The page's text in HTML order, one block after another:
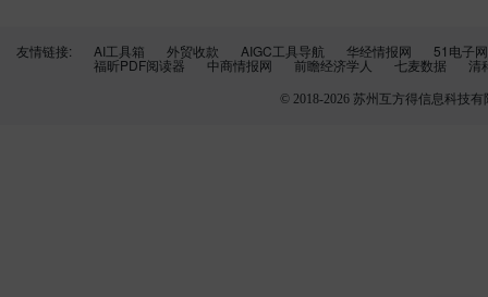
友情链接: AI工具箱 外贸收款 AIGC工具导航 华经情报网 51电子网
福昕PDF阅读器 中商情报网 前瞻经济学人 七麦数据 清
© 2018-2026苏州互方得信息科技有